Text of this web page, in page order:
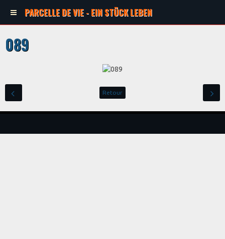
PARCELLE DE VIE - EIN STÜCK LEBEN
089
Retour